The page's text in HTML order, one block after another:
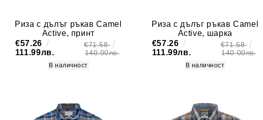
Риза с дълъг ръкав Camel
Active, принт
€57.26
111.99лв.
€71.58
140.00лв.
В наличност
Риза с дълъг ръкав Camel
Active, шарка
€57.26
111.99лв.
€71.58
140.00лв.
В наличност